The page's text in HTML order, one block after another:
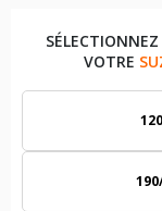
VOTRE